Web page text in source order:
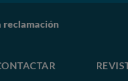
reclamación